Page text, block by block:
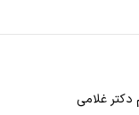
غلامی